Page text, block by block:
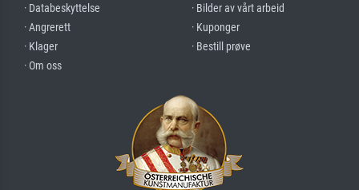
· Databeskyttelse
· Angrerett
· Klager
· Om oss
· Bilder av vårt arbeid
· Kuponger
· Bestill prøve